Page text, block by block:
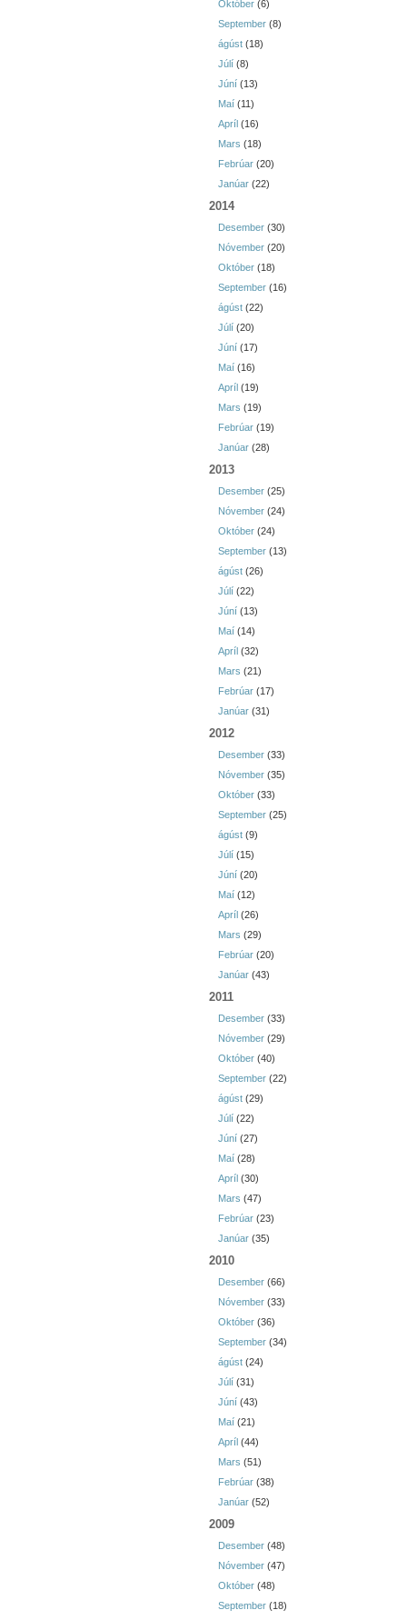
Október (6)
September (8)
ágúst (18)
Júlí (8)
Júní (13)
Maí (11)
Apríl (16)
Mars (18)
Febrúar (20)
Janúar (22)
2014
Desember (30)
Nóvember (20)
Október (18)
September (16)
ágúst (22)
Júlí (20)
Júní (17)
Maí (16)
Apríl (19)
Mars (19)
Febrúar (19)
Janúar (28)
2013
Desember (25)
Nóvember (24)
Október (24)
September (13)
ágúst (26)
Júlí (22)
Júní (13)
Maí (14)
Apríl (32)
Mars (21)
Febrúar (17)
Janúar (31)
2012
Desember (33)
Nóvember (35)
Október (33)
September (25)
ágúst (9)
Júlí (15)
Júní (20)
Maí (12)
Apríl (26)
Mars (29)
Febrúar (20)
Janúar (43)
2011
Desember (33)
Nóvember (29)
Október (40)
September (22)
ágúst (29)
Júlí (22)
Júní (27)
Maí (28)
Apríl (30)
Mars (47)
Febrúar (23)
Janúar (35)
2010
Desember (66)
Nóvember (33)
Október (36)
September (34)
ágúst (24)
Júlí (31)
Júní (43)
Maí (21)
Apríl (44)
Mars (51)
Febrúar (38)
Janúar (52)
2009
Desember (48)
Nóvember (47)
Október (48)
September (18)